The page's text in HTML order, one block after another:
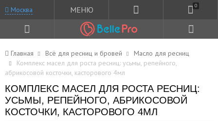
Москва МЕНЮ 0
Главная Всё для ресниц и бровей
Масло для ресниц
Комплекс масел для роста ресниц: усьмы, репейного,
абрикосовой косточки, касторового 4мл
КОМПЛЕКС МАСЕЛ ДЛЯ РОСТА РЕСНИЦ:
УСЬМЫ, РЕПЕЙНОГО, АБРИКОСОВОЙ
КОСТОЧКИ, КАСТОРОВОГО 4МЛ